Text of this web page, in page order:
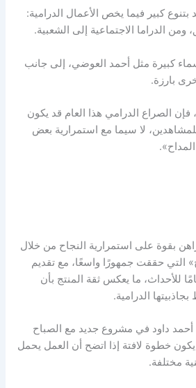
رمضان 2026 يعد بتنوع كبير فيما يخص الأعمال الدرامية:
الدراما الاجتماعية إلى الشعبية.
كبيرة مثل أحمد العوضي، إلى جانب
بارزة.
الصراع الدرامي هذا العام قد يكون
لا سيما مع استمرارية بعض
بقوة على استمرارية النجاح من خلال
التي حققت جمهورًا واسعًا، مع تقديم
للأحداث، ما يعكس ثقة المنتج بأن
الدرامية.
داود في مشروع جديد مع الصباح
يكون خطوة لافتة إذا اتضح أن العمل يحمل
مختلفة.